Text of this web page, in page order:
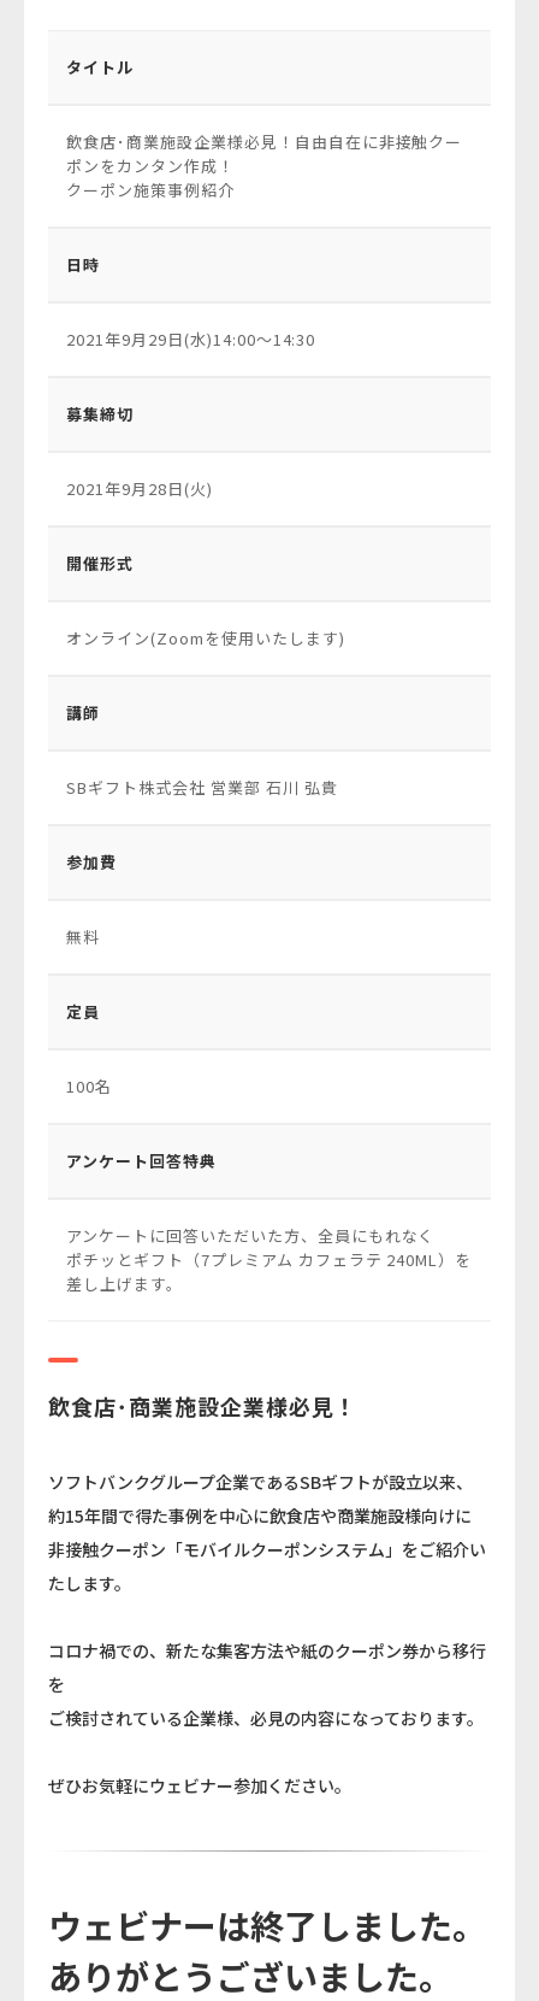
タイトル
飲食店･商業施設企業様必見！自由自在に非接触クー
ポンをカンタン作成！
クーポン施策事例紹介
日時
2021年9月29日(水)14:00〜14:30
募集締切
2021年9月28日(火)
開催形式
オンライン(Zoomを使用いたします)
講師
SBギフト株式会社 営業部 石川 弘貴
参加費
無料
定員
100名
アンケート回答特典
アンケートに回答いただいた方、全員にもれなく
ポチッとギフト（7プレミアム カフェラテ 240ML）を
差し上げます。
飲食店･商業施設企業様必見！
ソフトバンクグループ企業であるSBギフトが設立以来、
約15年間で得た事例を中心に飲食店や商業施設様向けに
非接触クーポン「モバイルクーポンシステム」をご紹介い
たします。
コロナ禍での、新たな集客方法や紙のクーポン券から移行
を
ご検討されている企業様、必見の内容になっております。
ぜひお気軽にウェビナー参加ください。
ウェビナーは終了しました。
ありがとうございました。